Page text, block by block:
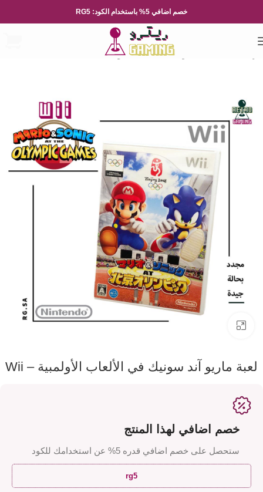
خصم اضافي 5% باستخدام الكود: RG5
Nintendo نينتيندو Wii
لعبة ماريو آند سونيك في الألعاب الأولمبية – Wii
خصم اضافي لهذا المنتج
ستحصل على خصم اضافي قدره 5% عن استخدامك للكود
rg5